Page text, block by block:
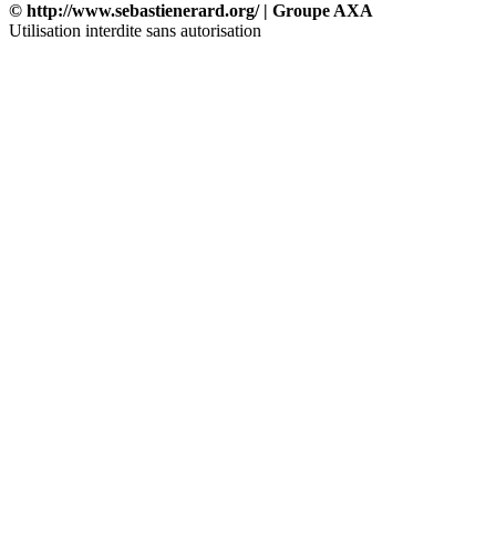
© http://www.sebastienerard.org/ | Groupe AXA
Utilisation interdite sans autorisation